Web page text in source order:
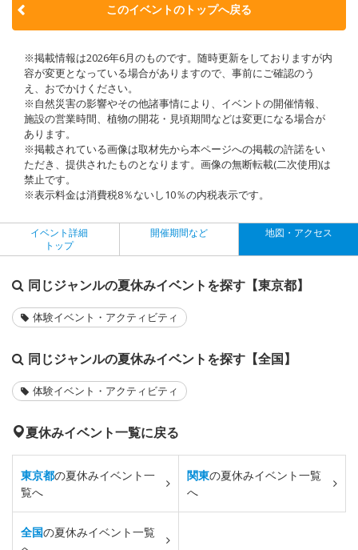
このイベントのトップへ戻る
※掲載情報は2026年6月のものです。随時更新をしておりますが内
容が変更となっている場合がありますので、事前にご確認のう
え、おでかけください。
※自然災害の影響やその他諸事情により、イベントの開催情報、
施設の営業時間、植物の開花・見頃期間などは変更になる場合が
あります。
※掲載されている画像は取材先から本ページへの掲載の許諾をい
ただき、提供されたものとなります。画像の無断転載(二次使用)は
禁止です。
※表示料金は消費税8％ないし10％の内税表示です。
イベント詳細
トップ
開催期間など 地図・アクセス
同じジャンルの夏休みイベントを探す【東京都】
体験イベント・アクティビティ
同じジャンルの夏休みイベントを探す【全国】
体験イベント・アクティビティ
夏休みイベント一覧に戻る
東京都の夏休みイベント一
覧へ
関東の夏休みイベント一覧
へ
全国の夏休みイベント一覧